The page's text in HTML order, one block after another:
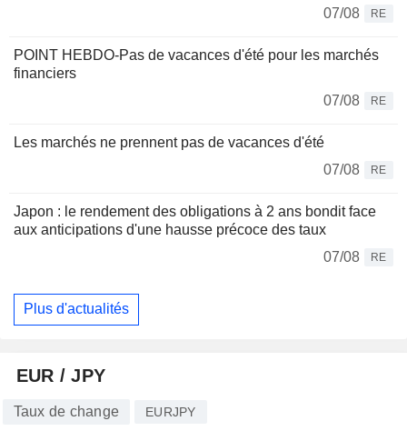
07/08
RE
POINT HEBDO-Pas de vacances d'été pour les marchés
financiers
07/08
RE
Les marchés ne prennent pas de vacances d'été
07/08
RE
Japon : le rendement des obligations à 2 ans bondit face
aux anticipations d'une hausse précoce des taux
07/08
RE
Plus d'actualités
EUR / JPY
Taux de change EURJPY